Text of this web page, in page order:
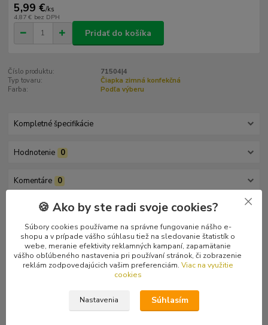
5,99 €/ks
4,87 € bez DPH
Pridať do košíka
Číslo produktu:
71504|4
Typ tovaru:
Čiapka zimná konfekčná
Farba:
Podľa výberu
Kompletné špecifikácie
Hodnotenie 0
Komentáre 0
Kompletné špecifikácie
Zimná flysová, elastická čiapka (kulich). Univerzálna veľkosť pre
dospelých. Flysový materiál, gramáž 200g/m2.
🍪 Ako by ste radi svoje cookies?
Súbory cookies používame na správne fungovanie nášho e-
shopu a v prípade vášho súhlasu tiež na sledovanie štatistík o
webe, meranie efektivity reklamných kampaní, zapamätanie
vášho obľúbeného nastavenia pri používaní stránok, či zobrazenie
reklám zodpovedajúcich vašim preferenciám. Viac na využitie
cookies
Nastavenia Súhlasím